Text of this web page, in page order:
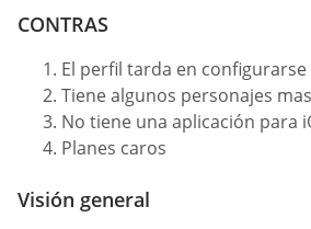
CONTRAS
El perfil tarda en configurarse
Tiene algunos personajes
No tiene una aplicación para
Planes caros
Visión general